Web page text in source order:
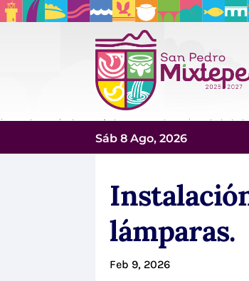
Sáb 8 Ago, 2026
lámparas.
Feb 9, 2026